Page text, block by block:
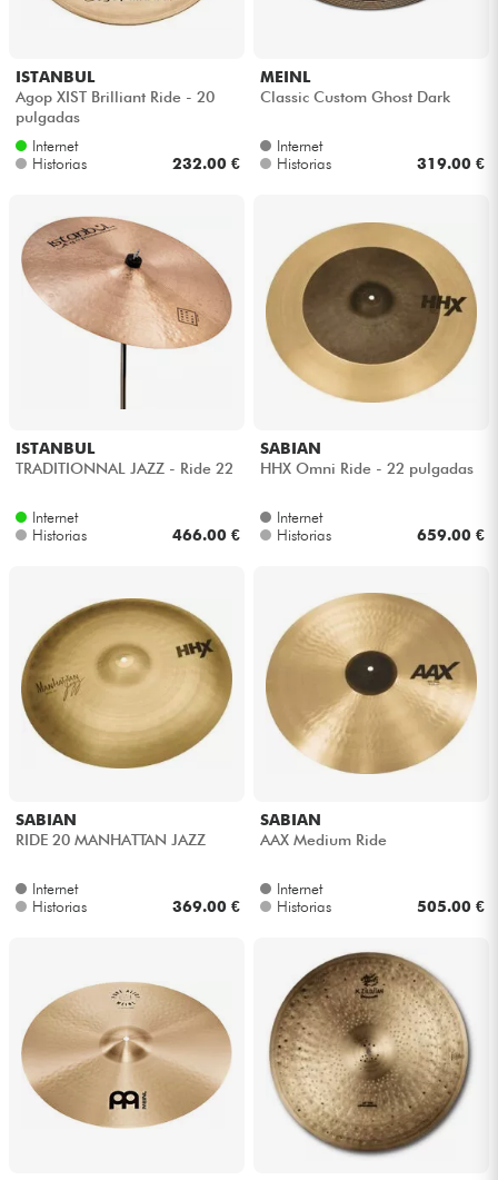
ISTANBUL
Agop XIST Brilliant Ride - 20
pulgadas
Internet
Historias
232.00 €
MEINL
Classic Custom Ghost Dark
Internet
Historias
319.00 €
ISTANBUL
TRADITIONNAL JAZZ - Ride 22
Internet
Historias
466.00 €
SABIAN
HHX Omni Ride - 22 pulgadas
Internet
Historias
659.00 €
SABIAN
RIDE 20 MANHATTAN JAZZ
Internet
Historias
369.00 €
SABIAN
AAX Medium Ride
Internet
Historias
505.00 €